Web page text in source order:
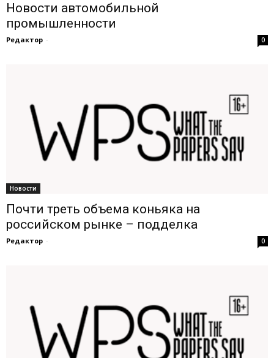
Новости автомобильной
промышленности
Редактор - 0
Новости
Почти треть объема коньяка на
российском рынке – подделка
Редактор - 0